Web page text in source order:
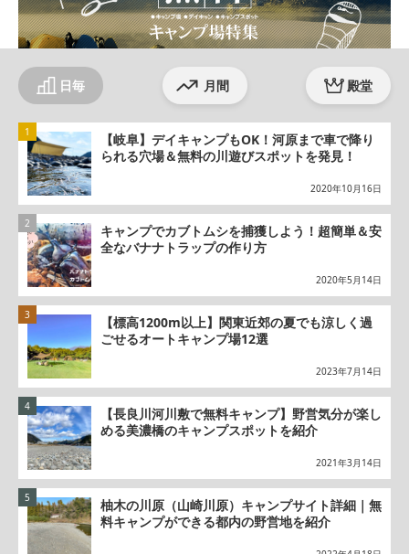
日毎 月間 殿堂
【岐阜】デイキャンプもOK！河原まで車で降り
られる穴場＆無料の川遊びスポットを発見！
2020年10月16日
キャンプでカブトムシを捕獲しよう！超簡単＆安
全なバナナトラップの作り方
2020年5月14日
【標高1200m以上】関東近郊の夏でも涼しく過
ごせるオートキャンプ場12選
2023年7月14日
【長良川河川敷で無料キャンプ】野営気分が楽し
める美濃橋のキャンプスポットを紹介
2021年3月14日
柚木の川原（山崎川原）キャンプサイト詳細｜無
料キャンプができる都内の野営地を紹介